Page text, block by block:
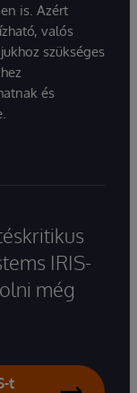
is. Azért
valós
szükséges
és
IRIS-
még
t